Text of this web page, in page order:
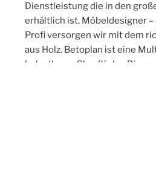
Dienstleistung die in den
erhältlich ist. Möbeldesigner –
Profi versorgen wir mit dem
aus Holz. Betoplan ist eine
belastbarer Oberfläche. Die